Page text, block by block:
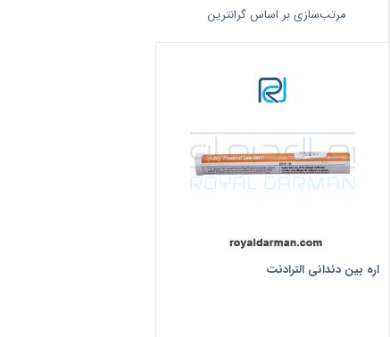
مرتب‌سازی بر اساس گرانترین
اره بین دندانی الترادنت